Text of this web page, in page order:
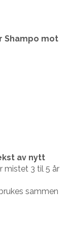
Shampo mot
av nytt
mistet 3 til 5 år
sammen